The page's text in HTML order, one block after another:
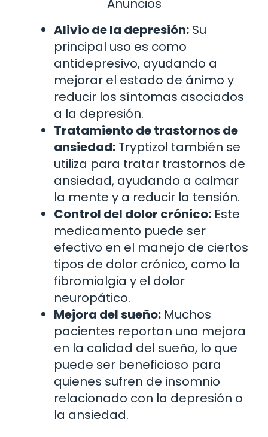
Anuncios
Alivio de la depresión: Su
principal uso es como
antidepresivo, ayudando a
mejorar el estado de ánimo y
reducir los síntomas asociados
a la depresión.
Tratamiento de trastornos de
ansiedad: Tryptizol también se
utiliza para tratar trastornos de
ansiedad, ayudando a calmar
la mente y a reducir la tensión.
Control del dolor crónico: Este
medicamento puede ser
efectivo en el manejo de ciertos
tipos de dolor crónico, como la
fibromialgia y el dolor
neuropático.
Mejora del sueño: Muchos
pacientes reportan una mejora
en la calidad del sueño, lo que
puede ser beneficioso para
quienes sufren de insomnio
relacionado con la depresión o
la ansiedad.